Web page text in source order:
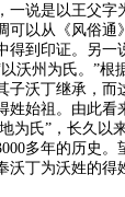
一说是以王父字
可以从《风俗通
到印证。另一
沃州为氏。”根
子沃丁继承，而
姓始祖。由此看
为氏”，长久以
多年的历史。
丁为沃姓的得